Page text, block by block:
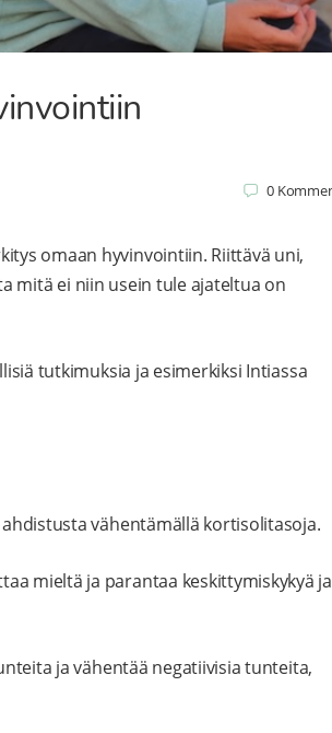
0
omaan hyvinvointiin. Riittävä uni,
mitä ei niin usein tule ajateltua on
tutkimuksia ja esimerkiksi Intiassa
vähentämällä kortisolitasoja.
mieltä ja parantaa keskittymiskykyä ja
ja vähentää negatiivisia tunteita,